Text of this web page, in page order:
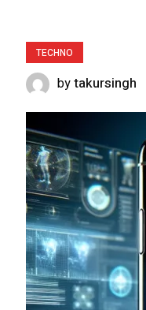
TECHNO
bytakursingh